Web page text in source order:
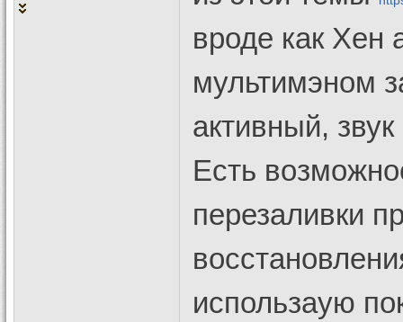
вроде как Хен
мультимэном
активный,
Есть
перезаливки
использаую